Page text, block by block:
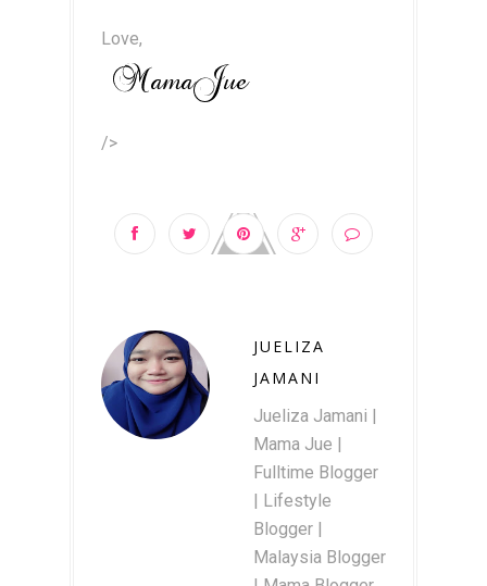
Love,
/>
JUELIZA
JAMANI
Jueliza Jamani |
Mama Jue |
Fulltime Blogger
| Lifestyle
Blogger |
Malaysia Blogger